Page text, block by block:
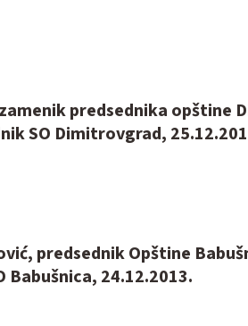
predsednika opštine
SO Dimitrovgrad,
predsednik Opštine
Babušnica, 24.12.2013.